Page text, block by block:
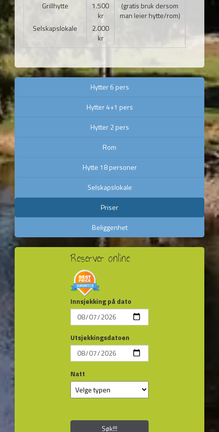
Grillhytte
1.500
kr
(gratis bruk dersom
man leier hytte/rom)
Selskapslokale
2.000
kr
Hytter 6 pers
Hytter 4+1 pers
Hytter 2 pers
Rom
Hytte 18 personer
Selskapslokale
Priser
Beliggenhet
Reserver online
Innsjekking på dato
Utsjekkingsdatoen
Natt
Søk!!!